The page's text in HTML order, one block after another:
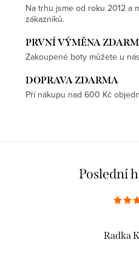
Na trhu jsme od roku 2012 a
zákazníků.
PRVNÍ VÝMĚNA
Zakoupené boty můžete u
DOPRAVA ZDARMA
Pří nákupu nad 600 Kč
Poslední
Radka